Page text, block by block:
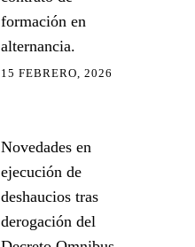
formación en
alternancia.
15 FEBRERO, 2026
Novedades en
ejecución de
deshaucios tras
derogación del